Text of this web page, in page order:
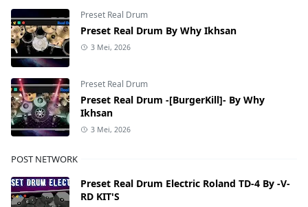
Preset Real Drum
Preset Real Drum By Why Ikhsan
3 Mei, 2026
Preset Real Drum
Preset Real Drum -[BurgerKill]- By Why
Ikhsan
3 Mei, 2026
POST NETWORK
Preset Real Drum Electric Roland TD-4 By -V-
RD KIT'S